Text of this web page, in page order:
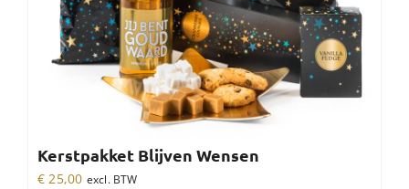
Kerstpakket Blijven Wensen
€ 25,00 excl. BTW